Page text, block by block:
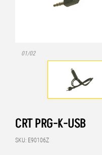
01/02
CRT PRG-K-USB
SKU: E90106Z